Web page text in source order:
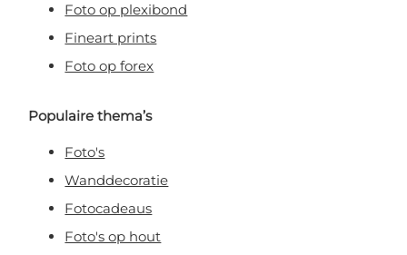
Foto op plexibond
Fineart prints
Foto op forex
Populaire thema’s
Foto's
Wanddecoratie
Fotocadeaus
Foto's op hout